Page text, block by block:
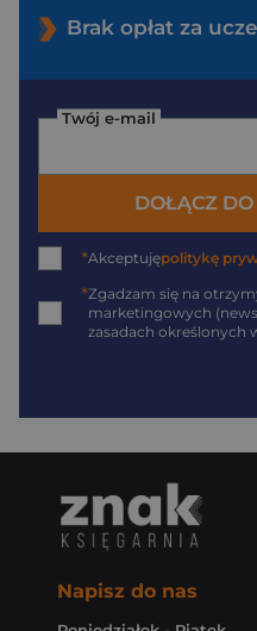
Brak opłat za
Twój e-mail
DOŁĄCZ
*Akceptujępolitykę
*Zgadzam się na
marketingowych
zasadach określonych
Napisz do nas